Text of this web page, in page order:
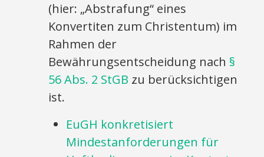
(hier: „Abstrafung“ eines
Konvertiten zum Christentum) im
Rahmen der
Bewährungsentscheidung nach §
56 Abs. 2 StGB zu berücksichtigen
ist.
EuGH konkretisiert
Mindestanforderungen für